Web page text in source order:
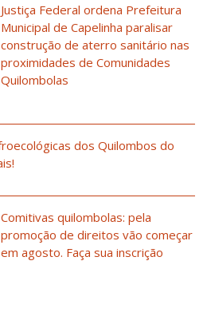
Justiça Federal ordena Prefeitura
Municipal de Capelinha paralisar
construção de aterro sanitário nas
proximidades de Comunidades
Quilombolas
dos Quilombos do
Comitivas quilombolas: pela
promoção de direitos vão começar
em agosto. Faça sua inscrição